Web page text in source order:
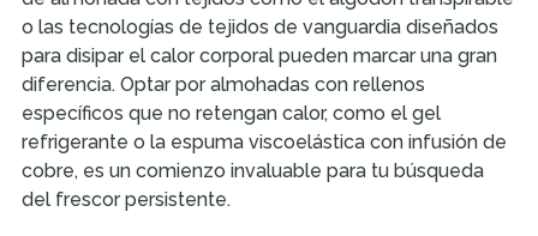
o las tecnologías de tejidos de vanguardia diseñados
para disipar el calor corporal pueden marcar una gran
diferencia. Optar por almohadas con rellenos
específicos que no retengan calor, como el gel
refrigerante o la espuma viscoelástica con infusión de
cobre, es un comienzo invaluable para tu búsqueda
del frescor persistente.